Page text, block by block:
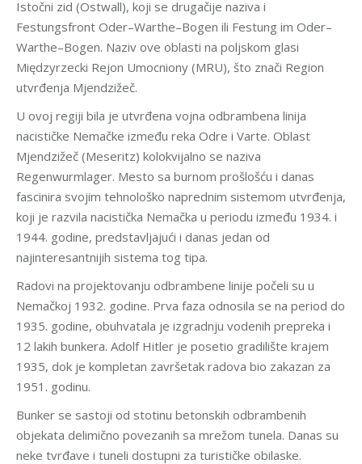
Istočni zid (Ostwall), koji se drugačije naziva i
Festungsfront Oder–Warthe–Bogen ili Festung im Oder–
Warthe–Bogen. Naziv ove oblasti na poljskom glasi
Międzyrzecki Rejon Umocniony (MRU), što znači Region
utvrđenja Mjendzižeč.
U ovoj regiji bila je utvrđena vojna odbrambena linija
nacističke Nemačke između reka Odre i Varte. Oblast
Mjendzižeč (Meseritz) kolokvijalno se naziva
Regenwurmlager. Mesto sa burnom prošlošću i danas
fascinira svojim tehnološko naprednim sistemom utvrđenja,
koji je razvila nacistička Nemačka u periodu između 1934. i
1944. godine, predstavljajući i danas jedan od
najinteresantnijih sistema tog tipa.
Radovi na projektovanju odbrambene linije počeli su u
Nemačkoj 1932. godine. Prva faza odnosila se na period do
1935. godine, obuhvatala je izgradnju vodenih prepreka i
12 lakih bunkera. Adolf Hitler je posetio gradilište krajem
1935, dok je kompletan završetak radova bio zakazan za
1951. godinu.
Bunker se sastoji od stotinu betonskih odbrambenih
objekata delimično povezanih sa mrežom tunela. Danas su
neke tvrđave i tuneli dostupni za turističke obilaske.